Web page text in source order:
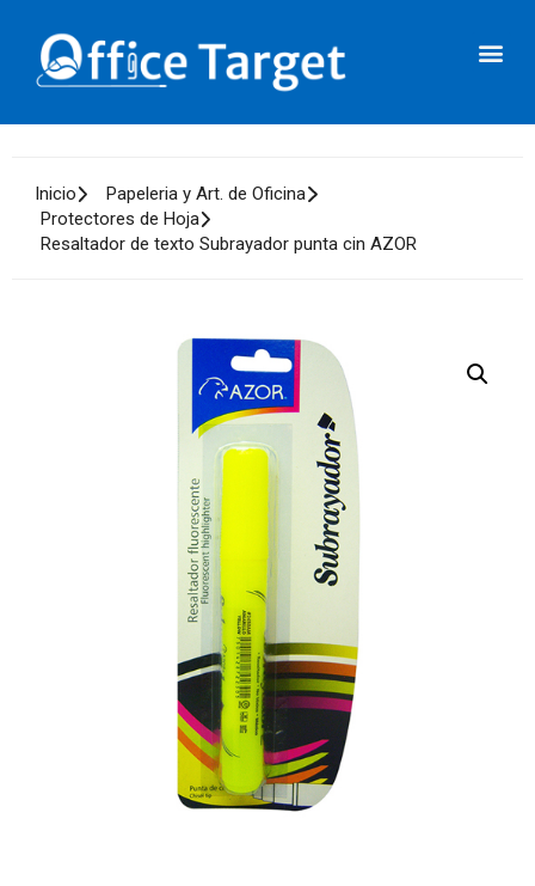
Inicio
Papeleria y Art. de Oficina
Protectores de Hoja
Resaltador de texto Subrayador punta cin AZOR